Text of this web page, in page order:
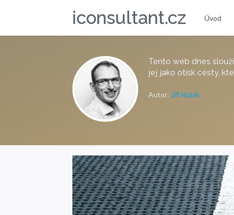
iconsultant.cz Úvod
Tento web dnes
jej jako otisk cesty,
Autor: Jiří Hubík